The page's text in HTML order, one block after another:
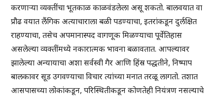
करणाऱ्या व्यक्तींचा भूतकाळ काळवंडलेला असू शकतो. बालवयात वा
प्रौढ वयात लैंगिक अत्याचाराला बळी पडण्याचा, इतरांकडून दुर्लक्षित
राहण्याचा, तसेच अपमानास्पद वागणूक मिळण्याचा पूर्वेतिहास
असलेल्या व्यक्तींमध्ये नकारात्मक भावना बळावतात. आपल्यावर
झालेल्या अन्यायाचा अशा सर्वस्वी गैर आणि हिंस्र पद्धतीने, निष्पाप
बालकावर सूड उगवण्याचा विचार त्यांच्या मनात तरळू लागतो. तशात
आसपासच्या लोकांकडून, परिस्थितीकडून कोणतेही नियंत्रण नसल्याचे